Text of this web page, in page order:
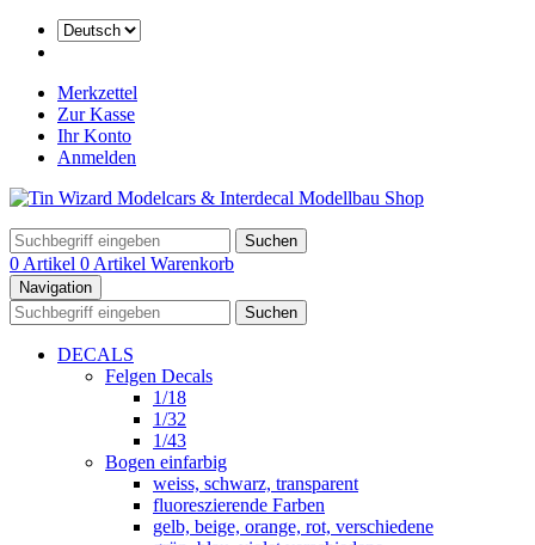
Merkzettel
Zur Kasse
Ihr Konto
Anmelden
Suchen
0 Artikel 0 Artikel Warenkorb
Navigation
Suchen
DECALS
Felgen Decals
1/18
1/32
1/43
Bogen einfarbig
weiss, schwarz, transparent
fluoreszierende Farben
gelb, beige, orange, rot, verschiedene